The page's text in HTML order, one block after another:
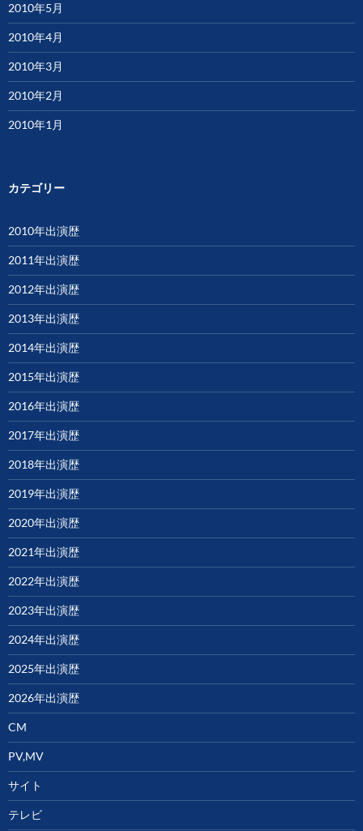
2010年5月
2010年4月
2010年3月
2010年2月
2010年1月
カテゴリー
2010年出演歴
2011年出演歴
2012年出演歴
2013年出演歴
2014年出演歴
2015年出演歴
2016年出演歴
2017年出演歴
2018年出演歴
2019年出演歴
2020年出演歴
2021年出演歴
2022年出演歴
2023年出演歴
2024年出演歴
2025年出演歴
2026年出演歴
CM
PV,MV
サイト
テレビ